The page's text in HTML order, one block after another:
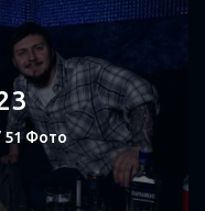
51 Фото